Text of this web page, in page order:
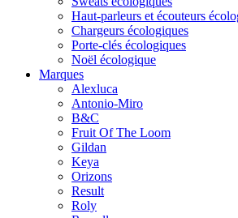
Haut-parleurs et écouteurs
Chargeurs écologiques
Porte-clés écologiques
Noël écologique
Marques
Alexluca
Antonio-Miro
B&C
Fruit Of The Loom
Gildan
Keya
Orizons
Result
Roly